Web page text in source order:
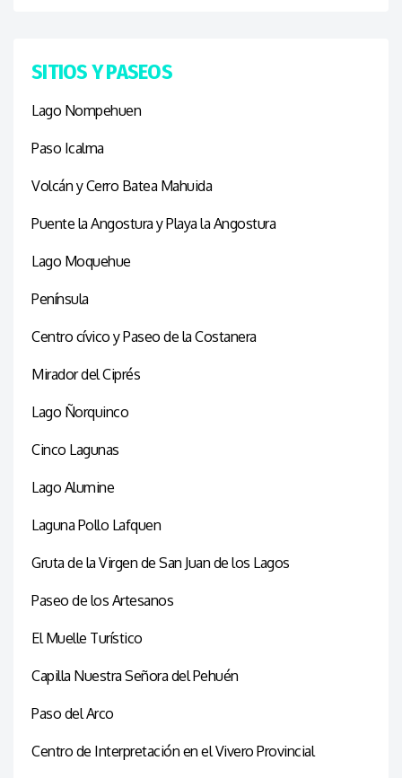
SITIOS Y PASEOS
Lago Nompehuen
Paso Icalma
Volcán y Cerro Batea Mahuida
Puente la Angostura y Playa la Angostura
Lago Moquehue
Península
Centro cívico y Paseo de la Costanera
Mirador del Ciprés
Lago Ñorquinco
Cinco Lagunas
Lago Alumine
Laguna Pollo Lafquen
Gruta de la Virgen de San Juan de los Lagos
Paseo de los Artesanos
El Muelle Turístico
Capilla Nuestra Señora del Pehuén
Paso del Arco
Centro de Interpretación en el Vivero Provincial